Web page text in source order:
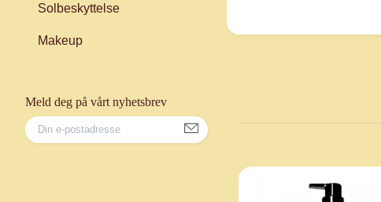
Solbeskyttelse
Makeup
Meld deg på vårt nyhetsbrev